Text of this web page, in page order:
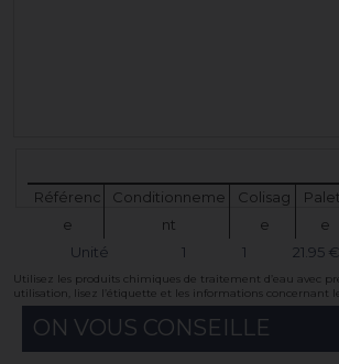
Référenc
e
Conditionneme
nt
Colisag
e
e
Unité
1 1 21.95 €
Utilisez les produits chimiques de traitement d’eau avec
utilisation, lisez l’étiquette et les informations concernant
ON VOUS CONSEILLE